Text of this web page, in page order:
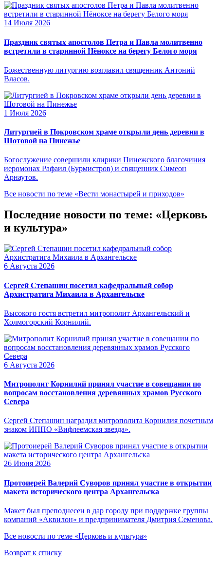
14 Июля 2026
Праздник святых апостолов Петра и Павла молитвенно
встретили в старинной Нёноксе на берегу Белого моря
Божественную литургию возглавил священник Антоний
Власов.
1 Июля 2026
Литургией в Покровском храме открыли день деревни в
Шотовой на Пинежье
Богослужение совершили клирики Пинежского благочиния
иеромонах Рафаил (Бурмистров) и священник Симеон
Арнаутов.
Все новости по теме «Вести монастырей и приходов»
Последние новости по теме: «Церковь
и культура»
6 Августа 2026
Сергей Степашин посетил кафедральный собор
Архистратига Михаила в Архангельске
Высокого гостя встретил митрополит Архангельский и
Холмогорский Корнилий.
6 Августа 2026
Митрополит Корнилий принял участие в совещании по
вопросам восстановления деревянных храмов Русского
Севера
Сергей Степашин наградил митрополита Корнилия почетным
знаком ИППО «Вифлеемская звезда».
26 Июня 2026
Протоиерей Валерий Суворов принял участие в открытии
макета исторического центра Архангельска
Макет был преподнесен в дар городу при поддержке группы
компаний «Аквилон» и предпринимателя Дмитрия Семенова.
Все новости по теме «Церковь и культура»
Возврат к списку